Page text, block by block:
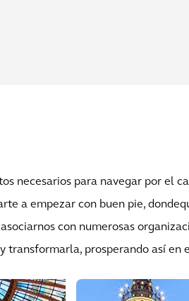
necesarios para navegar por el
a empezar con buen pie,
con numerosas
transformarla, prosperando así en